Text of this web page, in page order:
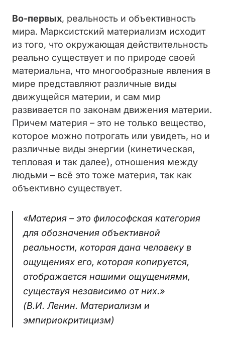
Во-первых, реальность и объективность
мира. Марксистский материализм исходит
из того, что окружающая действительность
реально существует и по природе своей
материальна, что многообразные явления в
мире представляют различные виды
движущейся материи, и сам мир
развивается по законам движения материи.
Причем материя – это не только вещество,
которое можно потрогать или увидеть, но и
различные виды энергии (кинетическая,
тепловая и так далее), отношения между
людьми – всё это тоже материя, так как
объективно существует.
«Материя – это философская категория
для обозначения объективной
реальности, которая дана человеку в
ощущениях его, которая копируется,
отображается нашими ощущениями,
существуя независимо от них.»
(В.И. Ленин. Материализм и
эмпириокритицизм)